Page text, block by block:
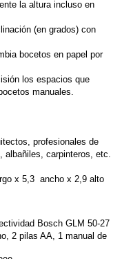
la altura incluso en
(en grados) con
bocetos en papel por
los espacios que
manuales.
profesionales de
albañiles, carpinteros, etc.
x 5,3 ancho x 2,9 alto
Bosch GLM 50-27
2 pilas AA, 1 manual de